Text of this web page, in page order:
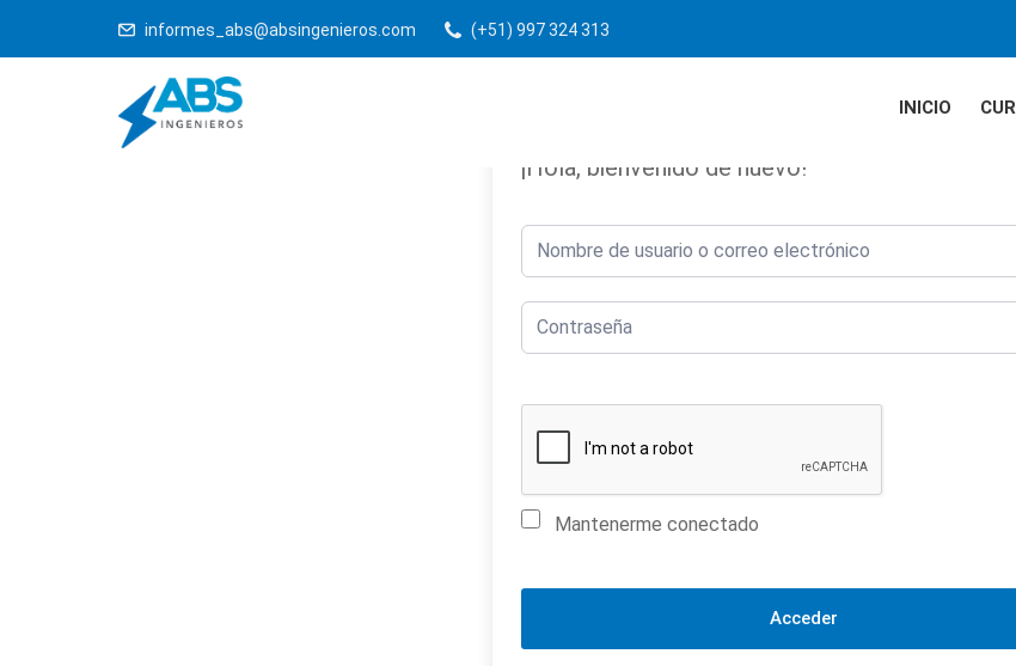
informes_abs@absingenieros.com (+51) 997 324 313
INICIO
¡Hola, bienvenido de nuevo!
Mantenerme conectado
Acceder